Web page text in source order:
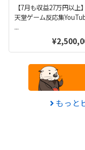
【7月も収益27万円以上
天堂ゲーム反応集
...
もっと